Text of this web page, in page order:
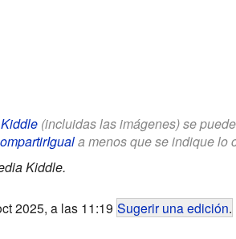
(incluidas las imágenes) se
a menos que se indique lo
Kiddle.
2025, a las 11:19 Sugerir una edición.